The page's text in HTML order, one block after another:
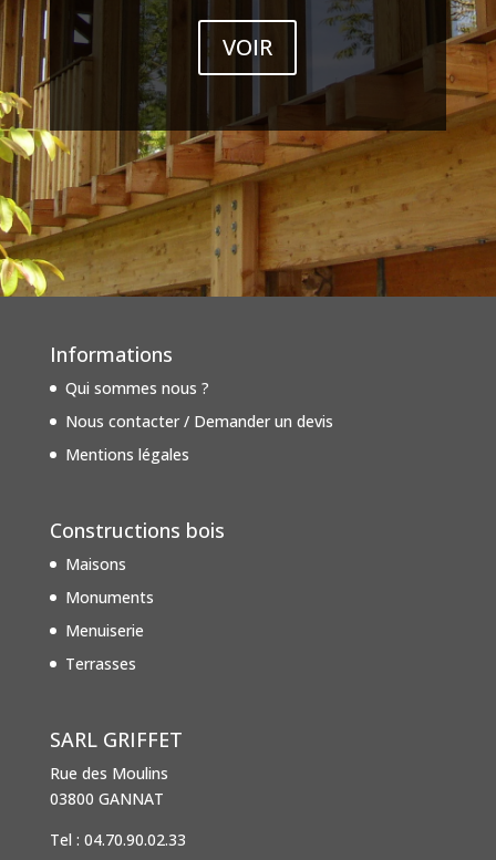
VOIR
Informations
Qui sommes nous ?
Nous contacter / Demander un devis
Mentions légales
Constructions bois
Maisons
Monuments
Menuiserie
Terrasses
SARL GRIFFET
Rue des Moulins
03800 GANNAT
Tel : 04.70.90.02.33